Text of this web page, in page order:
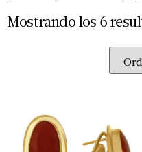
Mostrando los 6